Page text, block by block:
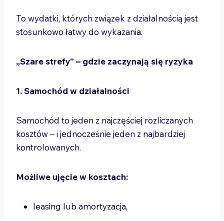
To wydatki, których związek z działalnością jest
stosunkowo łatwy do wykazania.
„Szare strefy” – gdzie zaczynają się ryzyka
1. Samochód w działalności
Samochód to jeden z najczęściej rozliczanych
kosztów – i jednocześnie jeden z najbardziej
kontrolowanych.
Możliwe ujęcie w kosztach:
leasing lub amortyzacja,